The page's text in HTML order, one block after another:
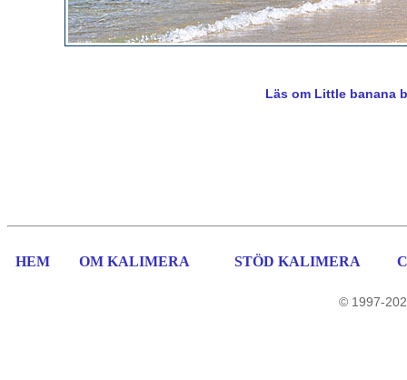
Läs om Little banana
HEM OM KALIMERA STÖD KALIMERA
© 1997-